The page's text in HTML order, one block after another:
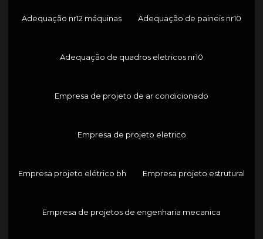
Adequação nr12 máquinas Adequação de paineis nr10
Adequação de quadros eletricos nr10
Empresa de projeto de ar condicionado
Empresa de projeto eletrico
Empresa projeto elétrico bh Empresa projeto estrutural
Empresa de projetos de engenharia mecanica